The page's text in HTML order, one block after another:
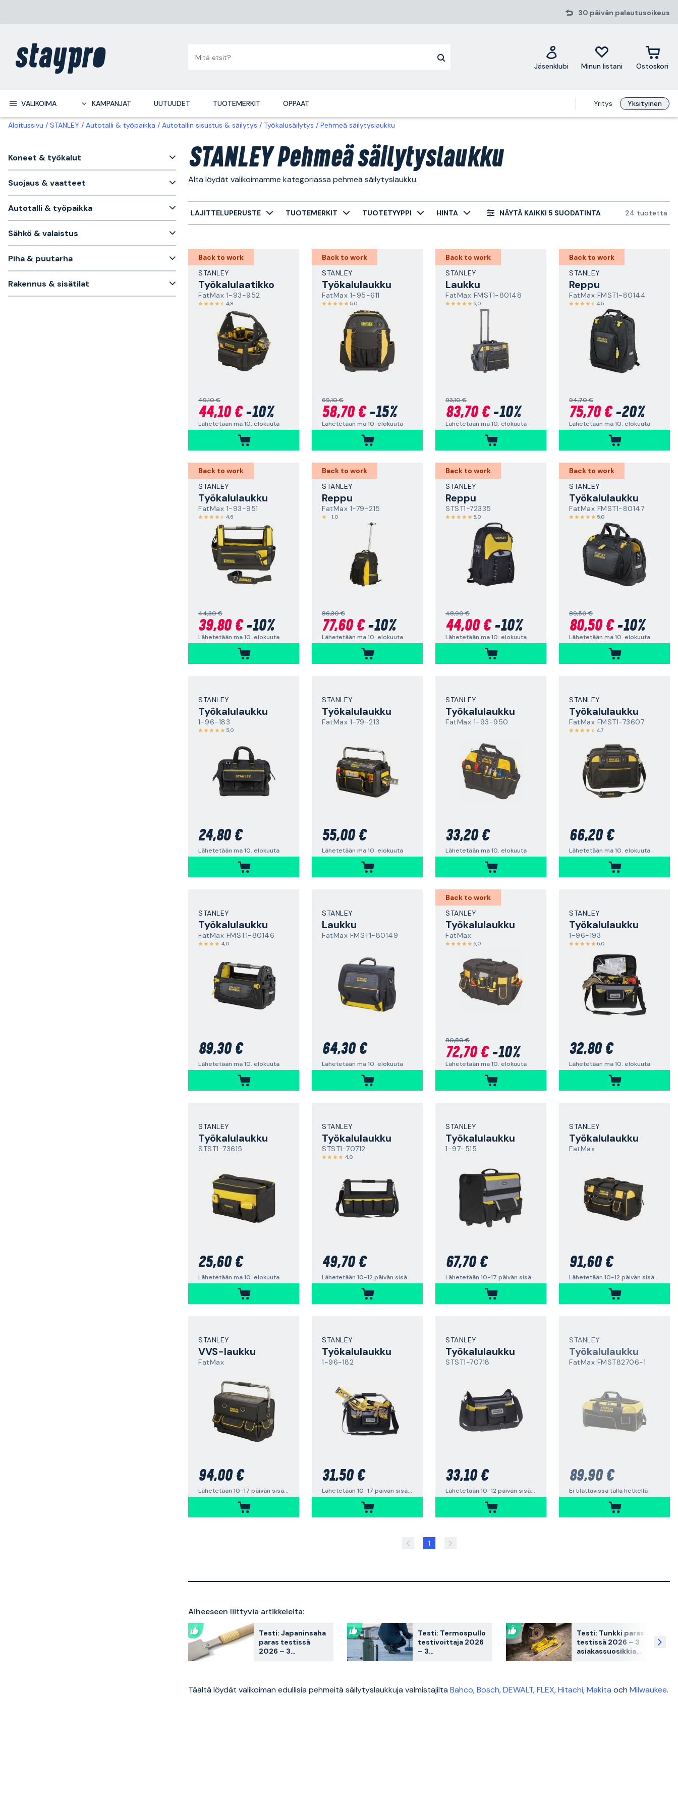
30 päivän palautusoikeus
Jäsenklubi Minun listani Ostoskori
VALIKOIMA KAMPANJAT UUTUUDET TUOTEMERKIT OPPAAT Yritys Yksityinen
Aloitussivu STANLEY Autotalli & työpaikka Autotallin sisustus & säilytys Työkalusäilytys Pehmeä säilytyslaukku
Koneet & työkalut
Suojaus & vaatteet
Autotalli & työpaikka
Sähkö & valaistus
Piha & puutarha
Rakennus & sisätilat
STANLEY Pehmeä säilytyslaukku
Alta löydät valikoimamme kategoriassa pehmeä säilytyslaukku.
LAJITTELUPERUSTE TUOTEMERKIT TUOTETYYPPI HINTA NÄYTÄ KAIKKI 5 SUODATINTA 24 tuotetta
Back to work
STANLEY
Työkalulaatikko
FatMax 1-93-952
4,8
49,10 €
44,10 €-10%
Lähetetään ma 10. elokuuta
Back to work
STANLEY
Työkalulaukku
FatMax 1-95-611
5,0
69,10 €
58,70 €-15%
Lähetetään ma 10. elokuuta
Back to work
STANLEY
Laukku
FatMax FMST1-80148
5,0
93,10 €
83,70 €-10%
Lähetetään ma 10. elokuuta
Back to work
STANLEY
Reppu
FatMax FMST1-80144
4,5
94,70 €
75,70 €-20%
Lähetetään ma 10. elokuuta
Back to work
STANLEY
Työkalulaukku
FatMax 1-93-951
4,6
44,30 €
39,80 €-10%
Lähetetään ma 10. elokuuta
Back to work
STANLEY
Reppu
FatMax 1-79-215
1,0
86,30 €
77,60 €-10%
Lähetetään ma 10. elokuuta
Back to work
STANLEY
Reppu
STST1-72335
5,0
48,90 €
44,00 €-10%
Lähetetään ma 10. elokuuta
Back to work
STANLEY
Työkalulaukku
FatMax FMST1-80147
5,0
89,50 €
80,50 €-10%
Lähetetään ma 10. elokuuta
STANLEY
Työkalulaukku
1-96-183
5,0
24,80 €
Lähetetään ma 10. elokuuta
STANLEY
Työkalulaukku
FatMax 1-79-213
55,00 €
Lähetetään ma 10. elokuuta
STANLEY
Työkalulaukku
FatMax 1-93-950
33,20 €
Lähetetään ma 10. elokuuta
STANLEY
Työkalulaukku
FatMax FMST1-73607
4,7
66,20 €
Lähetetään ma 10. elokuuta
STANLEY
Työkalulaukku
FatMax FMST1-80146
4,0
89,30 €
Lähetetään ma 10. elokuuta
STANLEY
Laukku
FatMax FMST1-80149
64,30 €
Lähetetään ma 10. elokuuta
Back to work
STANLEY
Työkalulaukku
FatMax
5,0
80,80 €
72,70 €-10%
Lähetetään ma 10. elokuuta
STANLEY
Työkalulaukku
1-96-193
5,0
32,80 €
Lähetetään ma 10. elokuuta
STANLEY
Työkalulaukku
STST1-73615
25,60 €
Lähetetään ma 10. elokuuta
STANLEY
Työkalulaukku
STST1-70712
4,0
49,70 €
Lähetetään 10-12 päivän sisällä
STANLEY
Työkalulaukku
1-97-515
67,70 €
Lähetetään 10-17 päivän sisällä
STANLEY
Työkalulaukku
FatMax
91,60 €
Lähetetään 10-12 päivän sisällä
STANLEY
VVS-laukku
FatMax
94,00 €
Lähetetään 10-17 päivän sisällä
STANLEY
Työkalulaukku
1-96-182
31,50 €
Lähetetään 10-17 päivän sisällä
STANLEY
Työkalulaukku
STST1-70718
33,10 €
Lähetetään 10-12 päivän sisällä
STANLEY
Työkalulaukku
FatMax FMST82706-1
89,90 €
Ei tilattavissa tällä hetkellä
1
Aiheeseen liittyviä artikkeleita:
Testi: Japaninsaha
paras testissä
2026 – 3
Testi: Termospullo
testivoittaja 2026
– 3
Testi: Tunkki paras
testissä 2026 – 3
asiakassuosikkia
Täältä löydät valikoiman edullisia pehmeitä säilytyslaukkuja valmistajilta Bahco,Bosch,DEWALT,FLEX,Hitachi,Makita och Milwaukee.